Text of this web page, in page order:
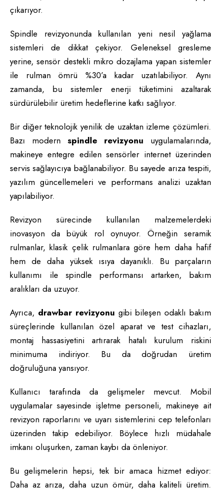
çıkarıyor.
Spindle revizyonunda kullanılan yeni nesil yağlama
sistemleri de dikkat çekiyor. Geleneksel gresleme
yerine, sensör destekli mikro dozajlama yapan sistemler
ile rulman ömrü %30’a kadar uzatılabiliyor. Aynı
zamanda, bu sistemler enerji tüketimini azaltarak
sürdürülebilir üretim hedeflerine katkı sağlıyor.
Bir diğer teknolojik yenilik de uzaktan izleme çözümleri.
Bazı modern spindle revizyonu uygulamalarında,
makineye entegre edilen sensörler internet üzerinden
servis sağlayıcıya bağlanabiliyor. Bu sayede arıza tespiti,
yazılım güncellemeleri ve performans analizi uzaktan
yapılabiliyor.
Revizyon sürecinde kullanılan malzemelerdeki
inovasyon da büyük rol oynuyor. Örneğin seramik
rulmanlar, klasik çelik rulmanlara göre hem daha hafif
hem de daha yüksek ısıya dayanıklı. Bu parçaların
kullanımı ile spindle performansı artarken, bakım
aralıkları da uzuyor.
Ayrıca, drawbar revizyonu gibi bileşen odaklı bakım
süreçlerinde kullanılan özel aparat ve test cihazları,
montaj hassasiyetini artırarak hatalı kurulum riskini
minimuma indiriyor. Bu da doğrudan üretim
doğruluğuna yansıyor.
Kullanıcı tarafında da gelişmeler mevcut. Mobil
uygulamalar sayesinde işletme personeli, makineye ait
revizyon raporlarını ve uyarı sistemlerini cep telefonları
üzerinden takip edebiliyor. Böylece hızlı müdahale
imkanı oluşurken, zaman kaybı da önleniyor.
Bu gelişmelerin hepsi, tek bir amaca hizmet ediyor:
Daha az arıza, daha uzun ömür, daha kaliteli üretim.